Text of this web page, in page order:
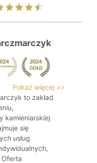
Pokaż więcej >>
to zakład
kamieniarskiej
się
usług